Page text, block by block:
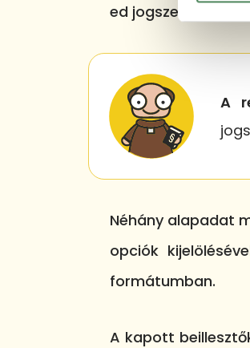
ed jogszerűen
A
Néhány alapadat
opciók
formátumban.
A kapott